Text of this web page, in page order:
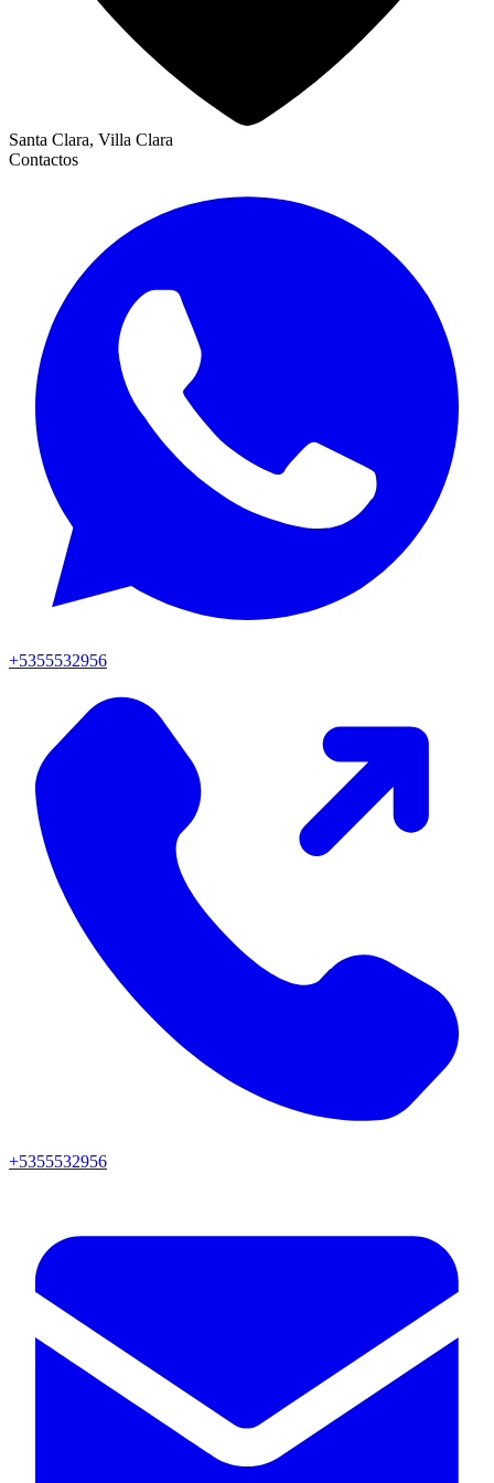
Santa Clara, Villa Clara
Contactos
+5355532956
+5355532956